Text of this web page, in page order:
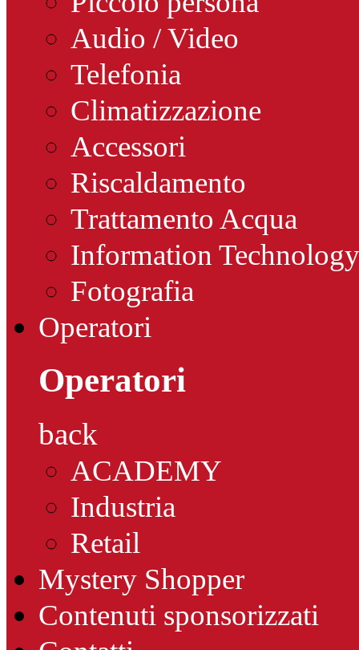
Audio / Video
Telefonia
Climatizzazione
Accessori
Riscaldamento
Trattamento Acqua
Information Technology
Fotografia
Operatori
Operatori
back
ACADEMY
Industria
Retail
Mystery Shopper
Contenuti sponsorizzati